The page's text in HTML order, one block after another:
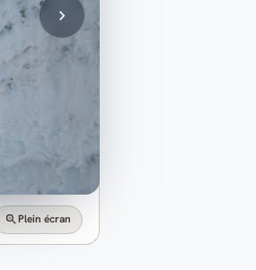
Plein écran